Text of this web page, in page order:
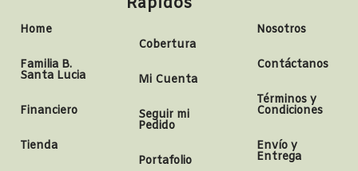
Home
Familia B.
Santa Lucia
Financiero
Tienda
Cobertura
Mi Cuenta
Seguir mi
Pedido
Portafolio
Nosotros
Contáctanos
Términos y
Condiciones
Envío y
Entrega